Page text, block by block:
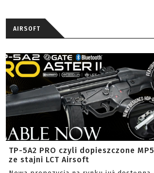
AIRSOFT
TP-5A2 PRO czyli dopieszczone MP5
ze stajni LCT Airsoft